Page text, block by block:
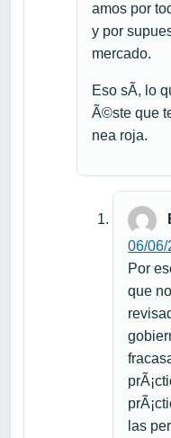
amos por
y por
mercado.
Eso sÃ­, lo
Ã©ste que
nea roja.
06/06/
Por
que
las